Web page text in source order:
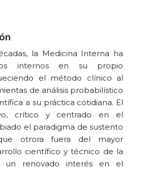
la Medicina Interna ha
internos en su propio
el método clínico al
de análisis probabilístico
a su práctica cotidiana. El
crítico y centrado en el
el paradigma de sustento
otrora fuera del mayor
científico y técnico de la
un renovado interés en el